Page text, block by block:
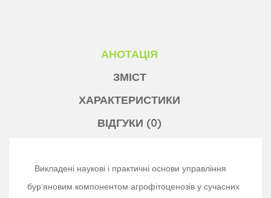
АНОТАЦІЯ
ЗМІСТ
ХАРАКТЕРИСТИКИ
ВІДГУКИ (0)
Викладені наукові і практичні основи управління
бур'яновим компонентом агрофітоценозів у сучасних